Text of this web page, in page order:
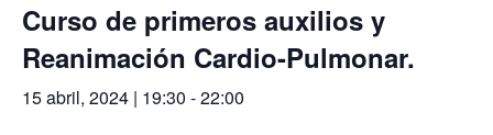
Curso de primeros auxilios y
Reanimación Cardio-Pulmonar.
15 abril, 2024 | 19:30 -22:00